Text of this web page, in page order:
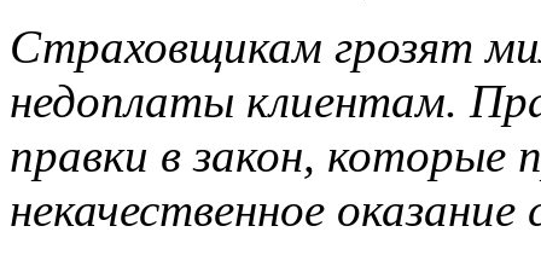
Страховщикам грозят
недоплаты клиентам.
правки в закон, которые
некачественное оказание